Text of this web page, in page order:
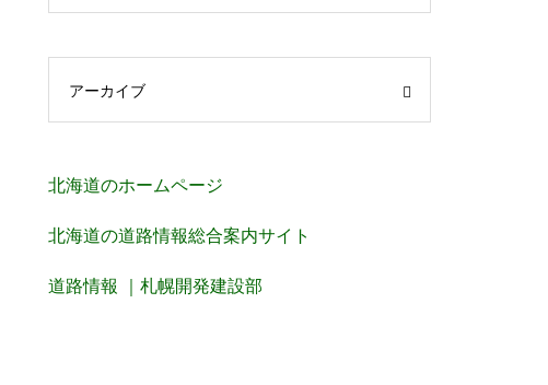
アーカイブ
北海道のホームページ
北海道の道路情報総合案内サイト
道路情報 ｜札幌開発建設部